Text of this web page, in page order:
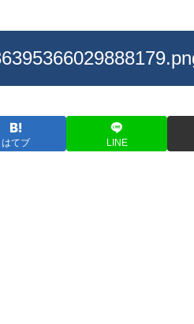
はてブ LINE